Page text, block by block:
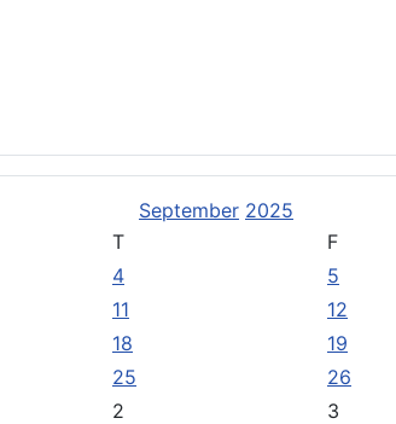
September 2025
T F
4 5
11 12
18 19
25 26
2 3